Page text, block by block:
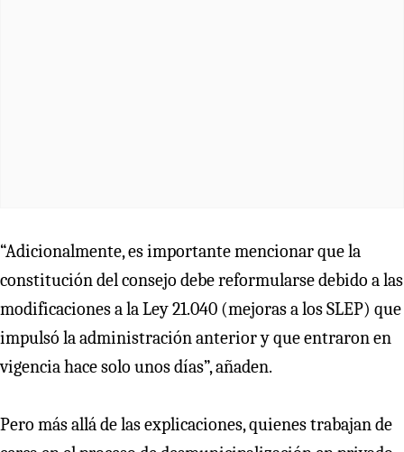
“Adicionalmente, es importante mencionar que la
constitución del consejo debe reformularse debido a las
modificaciones a la Ley 21.040 (mejoras a los SLEP) que
impulsó la administración anterior y que entraron en
vigencia hace solo unos días”, añaden.
Pero más allá de las explicaciones, quienes trabajan de